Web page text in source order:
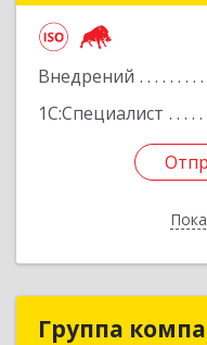
Внедрений
1С:Специалист
Группа